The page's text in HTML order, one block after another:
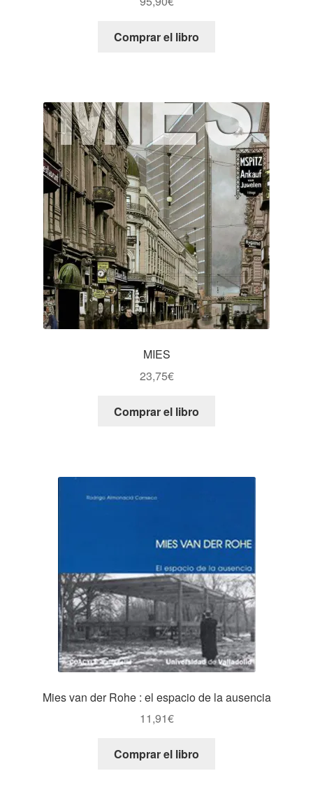
Comprar el libro
MIES
23,75€
Comprar el libro
Mies van der Rohe : el espacio de la ausencia
11,91€
Comprar el libro